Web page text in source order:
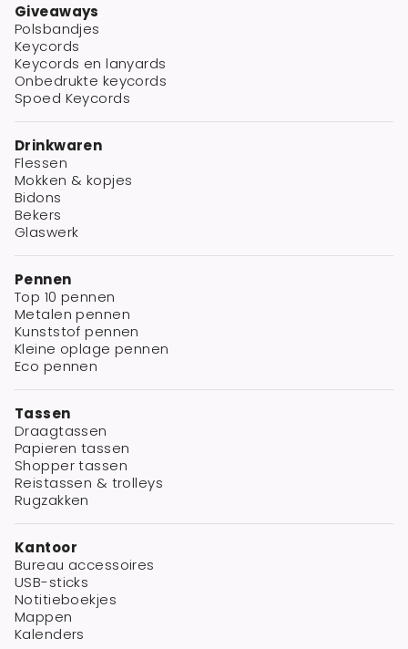
Giveaways
Polsbandjes
Keycords
Keycords en lanyards
Onbedrukte keycords
Spoed Keycords
Drinkwaren
Flessen
Mokken & kopjes
Bidons
Bekers
Glaswerk
Pennen
Top 10 pennen
Metalen pennen
Kunststof pennen
Kleine oplage pennen
Eco pennen
Tassen
Draagtassen
Papieren tassen
Shopper tassen
Reistassen & trolleys
Rugzakken
Kantoor
Bureau accessoires
USB-sticks
Notitieboekjes
Mappen
Kalenders